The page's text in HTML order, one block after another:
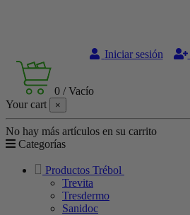
Iniciar sesión
0 /Vacío
Your cart
×
No hay más artículos en su carrito
Categorías
Productos Trébol
Trevita
Tresdermo
Sanidoc